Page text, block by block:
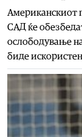
Американскиот
САД ќе
ослободување
биде